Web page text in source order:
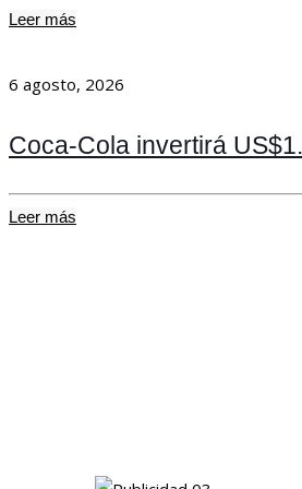
Leer más
6 agosto, 2026
Coca-Cola invertirá
Leer más